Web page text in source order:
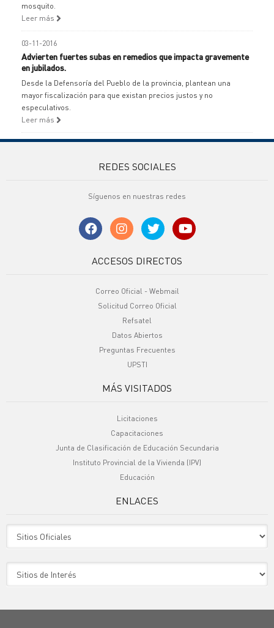
mosquito.
Leer más
03-11-2016
Advierten fuertes subas en remedios que impacta gravemente
en jubilados.
Desde la Defensoría del Pueblo de la provincia, plantean una
mayor fiscalización para que existan precios justos y no
especulativos.
Leer más
REDES SOCIALES
Síguenos en nuestras redes
ACCESOS DIRECTOS
Correo Oficial - Webmail
Solicitud Correo Oficial
Refsatel
Datos Abiertos
Preguntas Frecuentes
UPSTI
MÁS VISITADOS
Licitaciones
Capacitaciones
Junta de Clasificación de Educación Secundaria
Instituto Provincial de la Vivienda (IPV)
Educación
ENLACES